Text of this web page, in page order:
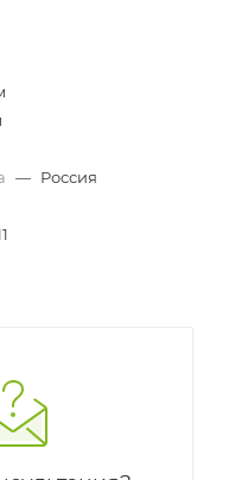
— Россия